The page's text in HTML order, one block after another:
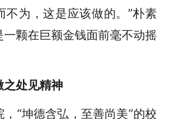
不为，这是应该做的。”朴素
一颗在巨额金钱面前毫不动摇
之处见精神
“坤德含弘，至善尚美”的校